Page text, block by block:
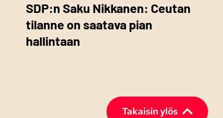
SDP:n Saku Nikkanen: Ceutan
tilanne on saatava pian
hallintaan
Takaisin ylös